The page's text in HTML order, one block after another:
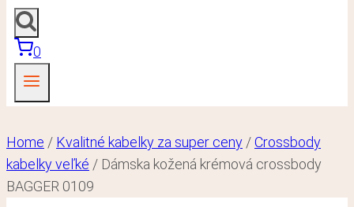
0
Home / Kvalitné kabelky za super ceny /Crossbody
kabelky veľké / Dámska kožená krémová crossbody
BAGGER 0109